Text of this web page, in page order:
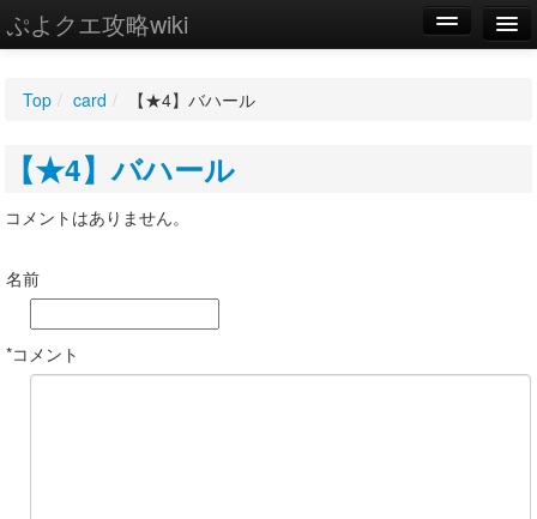
ぷよクエ攻略wiki
WIKI
設定
Top / card / 【★4】バハール
【★4】バハール
コメントはありません。
名前
*コメント